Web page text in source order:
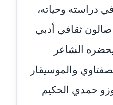
دراسته وحياته،
ثقافي أدبي
الشاعر
والموسيقار
حمدي الحكيم